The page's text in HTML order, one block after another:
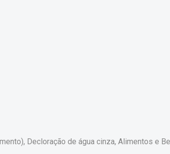
Decloração de água cinza, Alimentos e